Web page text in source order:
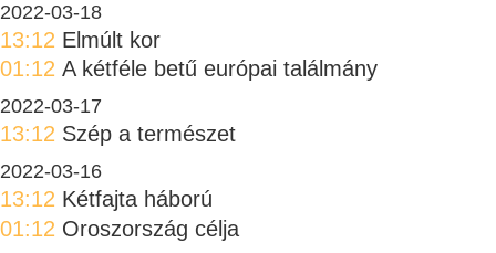
2022-03-18
13:12 Elmúlt kor
01:12 A kétféle betű európai találmány
2022-03-17
13:12 Szép a természet
2022-03-16
13:12 Kétfajta háború
01:12 Oroszország célja